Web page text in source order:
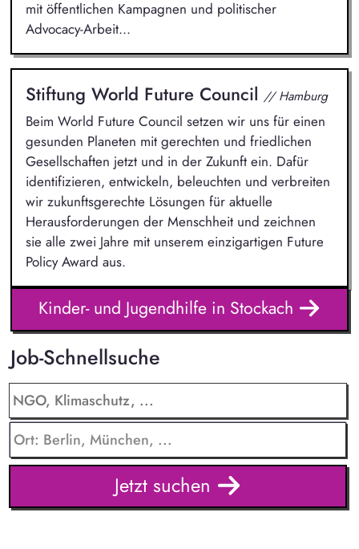
mit öffentlichen Kampagnen und politischer
Advocacy-Arbeit...
Stiftung World Future Council // Hamburg
Beim World Future Council setzen wir uns für einen
gesunden Planeten mit gerechten und friedlichen
Gesellschaften jetzt und in der Zukunft ein. Dafür
identifizieren, entwickeln, beleuchten und verbreiten
wir zukunftsgerechte Lösungen für aktuelle
Herausforderungen der Menschheit und zeichnen
sie alle zwei Jahre mit unserem einzigartigen Future
Policy Award aus.
Kinder- und Jugendhilfe in Stockach
Job-Schnellsuche
Jetzt suchen